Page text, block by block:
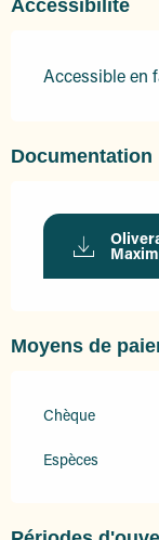
Accessibilité
Accessible en
Documentation
Moyens de
Chèque
Espèces